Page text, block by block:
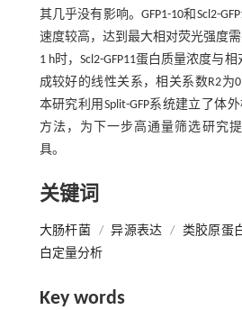
其几乎没有影响。GFP1-10和Scl2-
速度较高，达到最大相对荧光强度
1 h时，Scl2-GFP11蛋白质量浓度与
成较好的线性关系，相关系数R2为
本研究利用Split-GFP系统建立了体
方法，为下一步高通量筛选研究
具。
关键词
大肠杆菌 / 异源表达 / 类胶原蛋
白定量分析
Key words